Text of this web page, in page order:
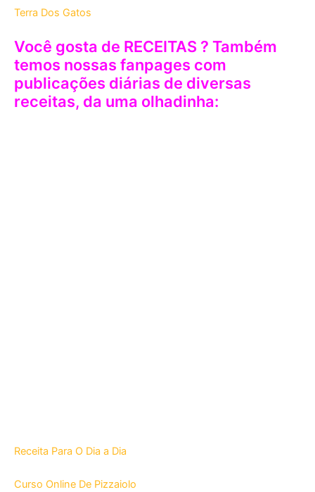
Terra Dos Gatos
Você gosta de RECEITAS ? Também
temos nossas fanpages com
publicações diárias de diversas
receitas, da uma olhadinha:
Receita Para O Dia a Dia
Curso Online De Pizzaiolo